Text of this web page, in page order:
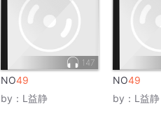
147
NO49
by： L益静
NO49
by： L益静